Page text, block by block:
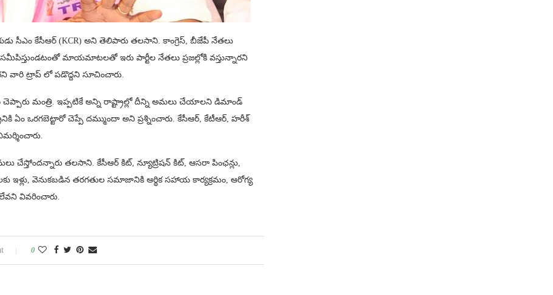
సీఎం కేసీఆర్‌ (KCR) అని తెలిపారు తలసాని. కాంగ్రెస్, బీజేపీ నేతలు
మాయమాటలతో ఇరు పార్టీల నేతలు ప్రజల్లోకి వస్తున్నారని
వారి ట్రాప్ లో పడొద్దని సూచించారు.
చెప్పారు మంత్రి. ఇప్పటికే అన్ని రాష్ట్రాల్లో దీన్ని అమలు చేయాలని డిమాండ్
ఏం ఒరగబెట్టారో చెప్పే దమ్ముందా అని ప్రశ్నించారు. కేసీఆర్, కేటీఆర్‌, హరీశ్‌
చేస్తోందన్నారు తలసాని. కేసీఆర్‌ కిట్‌, న్యూట్రిషన్ కిట్, ఆసరా పింఛన్లు,
ఇళ్లు, వెనుకబడిన తరగతుల సమాజానికి ఆర్థిక సహాయ కార్యక్రమం, ఆరోగ్య
వివరించారు.
0